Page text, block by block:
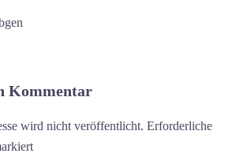
Kommentar
wird nicht veröffentlicht. Erforderliche